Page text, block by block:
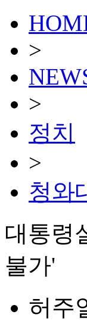
>
>
정치
>
청와
대통령
불가'
허주